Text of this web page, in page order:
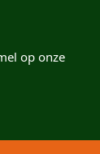
op onze